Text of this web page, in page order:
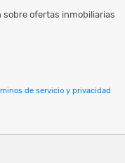
ofertas inmobiliarias
de servicio y privacidad